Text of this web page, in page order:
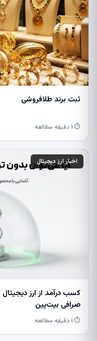
ثبت برند طلافروشی
⏱ ۱ دقیقه مطالعه
اخبار ارز دیجیتال
کسب درآمد از ارز
صرافی بیت‌پین
⏱ ۱ دقیقه مطالعه